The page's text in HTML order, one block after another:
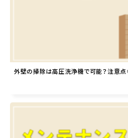
外壁の掃除は高圧洗浄機で可能？注意点